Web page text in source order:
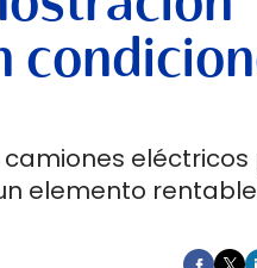
camiones
elemento